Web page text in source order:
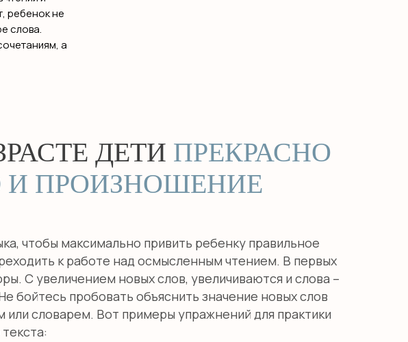
ребенок не
слова.
а
ДЕТИ ПРЕКРАСНО
ПРОИЗНОШЕНИЕ
чтобы максимально привить ребенку правильное
к работе над осмысленным чтением. В первых
С увеличением новых слов, увеличиваются и слова –
бойтесь пробовать объяснить значение новых слов
словарем. Вот примеры упражнений для практики